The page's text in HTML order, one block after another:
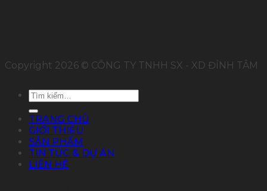
Copyright 2026 © CÔNG TY TNHH SX - XD ĐỈNH TÂM
Tìm
kiếm:
TRANG CHỦ
GIỚI THIỆU
SẢN PHẨM
TIN TỨC & DỰ ÁN
LIÊN HỆ